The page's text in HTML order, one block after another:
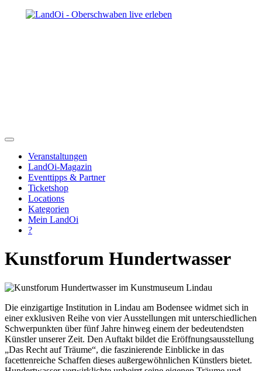
Veranstaltungen
LandOi-Magazin
Eventtipps & Partner
Ticketshop
Locations
Kategorien
Mein LandOi
?
Kunstforum Hundertwasser
Die einzigartige Institution in Lindau am Bodensee widmet sich in
einer exklusiven Reihe von vier Ausstellungen mit unterschiedlichen
Schwerpunkten über fünf Jahre hinweg einem der bedeutendsten
Künstler unserer Zeit. Den Auftakt bildet die Eröffnungsausstellung
„Das Recht auf Träume“, die faszinierende Einblicke in das
facettenreiche Schaffen dieses außergewöhnlichen Künstlers bietet.